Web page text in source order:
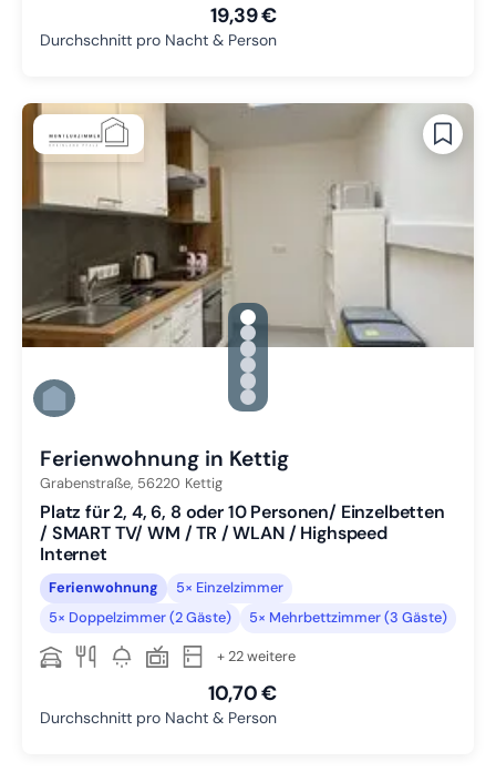
19,39 €
Durchschnitt pro Nacht & Person
gallery.slide_selector
Zu Slide 1 wechseln
Zu Slide 2 wechseln
Zu Slide 3 wechseln
Zu Slide 4 wechseln
Zu Slide 5 wechseln
Zu Slide 6 wechseln
Ferienwohnung in Kettig
Grabenstraße, 56220 Kettig
Platz für 2, 4, 6, 8 oder 10 Personen/ Einzelbetten
/ SMART TV/ WM / TR / WLAN / Highspeed
Internet
Ferienwohnung
5× Einzelzimmer
5× Doppelzimmer (2 Gäste)
5× Mehrbettzimmer (3 Gäste)
+ 22 weitere
10,70 €
Durchschnitt pro Nacht & Person